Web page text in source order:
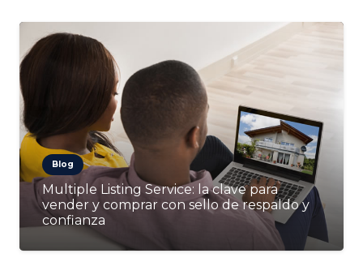
Blog
Multiple Listing Service: la clave para
vender y comprar con sello de respaldo y
confianza